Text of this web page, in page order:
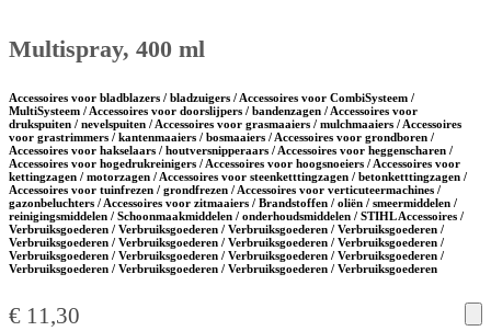
Multispray, 400 ml
Accessoires voor bladblazers / bladzuigers / Accessoires voor CombiSysteem /
MultiSysteem / Accessoires voor doorslijpers / bandenzagen / Accessoires voor
drukspuiten / nevelspuiten / Accessoires voor grasmaaiers / mulchmaaiers / Accessoires
voor grastrimmers / kantenmaaiers / bosmaaiers / Accessoires voor grondboren /
Accessoires voor hakselaars / houtversnipperaars / Accessoires voor heggenscharen /
Accessoires voor hogedrukreinigers / Accessoires voor hoogsnoeiers / Accessoires voor
kettingzagen / motorzagen / Accessoires voor steenketttingzagen / betonketttingzagen /
Accessoires voor tuinfrezen / grondfrezen / Accessoires voor verticuteermachines /
gazonbeluchters / Accessoires voor zitmaaiers / Brandstoffen / oliën / smeermiddelen /
reinigingsmiddelen / Schoonmaakmiddelen / onderhoudsmiddelen / STIHL Accessoires /
Verbruiksgoederen / Verbruiksgoederen / Verbruiksgoederen / Verbruiksgoederen /
Verbruiksgoederen / Verbruiksgoederen / Verbruiksgoederen / Verbruiksgoederen /
Verbruiksgoederen / Verbruiksgoederen / Verbruiksgoederen / Verbruiksgoederen /
Verbruiksgoederen / Verbruiksgoederen / Verbruiksgoederen / Verbruiksgoederen
€ 11,30